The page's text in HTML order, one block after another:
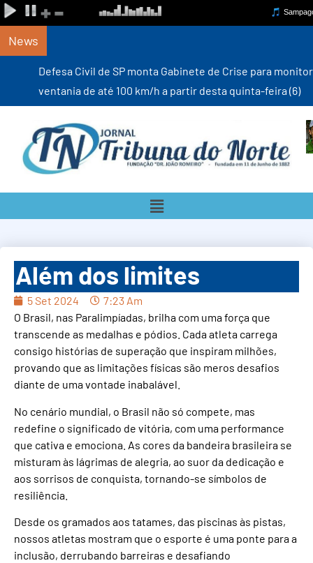
News
Defesa Civil de SP monta Gabinete de Crise para monitorar
ventania de até 100 km/h a partir desta quinta-feira (6)
Além dos limites
5 Set 2024
7:23 Am
O Brasil, nas Paralimpíadas, brilha com uma força que
transcende as medalhas e pódios. Cada atleta carrega
consigo histórias de superação que inspiram milhões,
provando que as limitações físicas são meros desafios
diante de uma vontade inabalável.
No cenário mundial, o Brasil não só compete, mas
redefine o significado de vitória, com uma performance
que cativa e emociona. As cores da bandeira brasileira se
misturam às lágrimas de alegria, ao suor da dedicação e
aos sorrisos de conquista, tornando-se símbolos de
resiliência.
Desde os gramados aos tatames, das piscinas às pistas,
nossos atletas mostram que o esporte é uma ponte para a
inclusão, derrubando barreiras e desafiando